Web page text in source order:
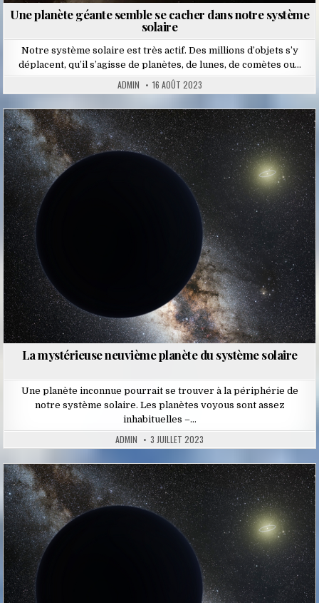
Une planète géante semble se cacher dans notre système
solaire
Notre système solaire est très actif. Des millions d’objets s’y
déplacent, qu’il s’agisse de planètes, de lunes, de comètes ou…
ADMIN 16 AOÛT 2023
Posted
in
La mystérieuse neuvième planète du système solaire
Une planète inconnue pourrait se trouver à la périphérie de
notre système solaire. Les planètes voyous sont assez
inhabituelles –…
ADMIN 3 JUILLET 2023
Posted
in